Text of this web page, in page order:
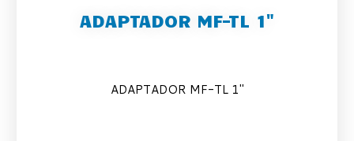
ADAPTADOR MF-TL 1"
ADAPTADOR MF-TL 1″